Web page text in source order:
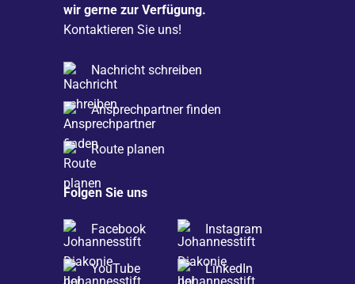
wir gerne zur Verfügung.
Kontaktieren Sie uns!
Nachricht schreiben
Ansprechpartner finden
Route planen
Folgen Sie uns
Facebook Instagram
YouTube LinkedIn